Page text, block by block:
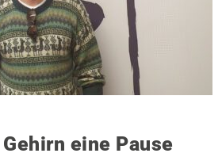
eine Pause